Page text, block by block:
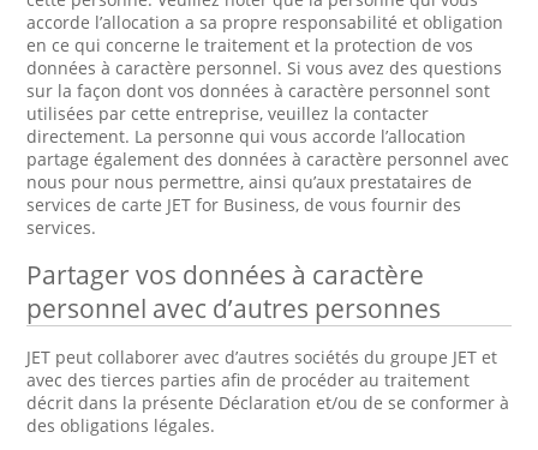
accorde l’allocation a sa propre responsabilité et obligation
en ce qui concerne le traitement et la protection de vos
données à caractère personnel. Si vous avez des questions
sur la façon dont vos données à caractère personnel sont
utilisées par cette entreprise, veuillez la contacter
directement. La personne qui vous accorde l’allocation
partage également des données à caractère personnel avec
nous pour nous permettre, ainsi qu’aux prestataires de
services de carte JET for Business, de vous fournir des
services.
Partager vos données à caractère
personnel avec d’autres personnes
JET peut collaborer avec d’autres sociétés du groupe JET et
avec des tierces parties afin de procéder au traitement
décrit dans la présente Déclaration et/ou de se conformer à
des obligations légales.